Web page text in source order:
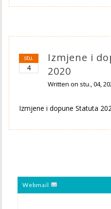
stu.
4
Izmjene i
2020
Written on stu., 04,
Izmjene i dopune Statuta
Webmail